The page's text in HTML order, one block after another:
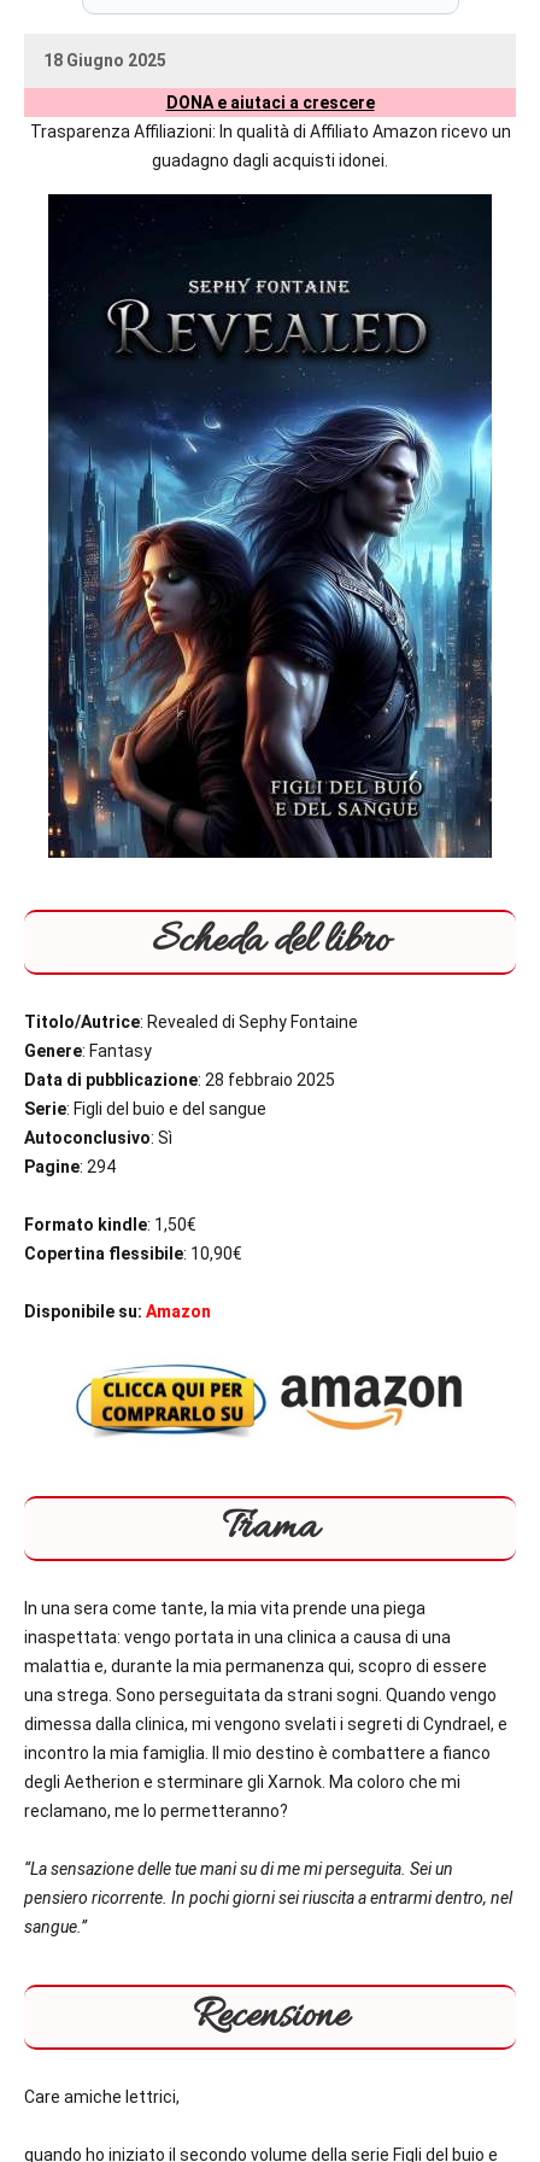
prossime
editoriali
maggiori
18 Giugno 2025
uctil_user
Nessun
DONA e aiutaci a crescere
Trasparenza Affiliazioni: In qualità di Affiliato Amazon ricevo un
guadagno dagli acquisti idonei.
Scheda del libro
Titolo/Autrice: Revealed di Sephy Fontaine
Genere: Fantasy
Data di pubblicazione: 28 febbraio 2025
Serie: Figli del buio e del sangue
Autoconclusivo: Sì
Pagine: 294
Formato kindle: 1,50€
Copertina flessibile: 10,90€
Disponibile su: Amazon
Trama
In una sera come tante, la mia vita prende una piega
inaspettata: vengo portata in una clinica a causa di una
malattia e, durante la mia permanenza qui, scopro di essere
una strega. Sono perseguitata da strani sogni. Quando vengo
dimessa dalla clinica, mi vengono svelati i segreti di Cyndrael, e
incontro la mia famiglia. Il mio destino è combattere a fianco
degli Aetherion e sterminare gli Xarnok. Ma coloro che mi
reclamano, me lo permetteranno?
“La sensazione delle tue mani su di me mi perseguita. Sei un
pensiero ricorrente. In pochi giorni sei riuscita a entrarmi dentro, nel
sangue.”
Recensione
Care amiche lettrici,
quando ho iniziato il secondo volume della serie Figli del buio e